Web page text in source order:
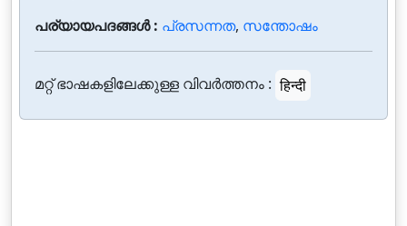
പര്യായപദങ്ങൾ : പ്രസന്നത, സന്തോഷം
മറ്റ് ഭാഷകളിലേക്കുള്ള വിവർത്തനം : हिन्दी